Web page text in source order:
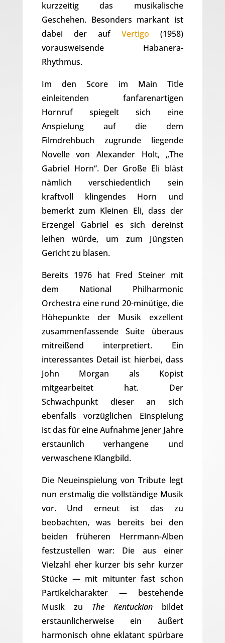
kurzzeitig das musikalische
Geschehen. Besonders markant ist
dabei der aufVertigo (1958)
vorausweisende Habanera-
Rhythmus.
Im den Score im Main Title
einleitenden fanfarenartigen
Hornruf spiegelt sich eine
Anspielung auf die dem
Filmdrehbuch zugrunde liegende
Novelle von Alexander Holt, „The
Gabriel Horn“. Der Große Eli bläst
nämlich verschiedentlich sein
kraftvoll klingendes Horn und
bemerkt zum Kleinen Eli, dass der
Erzengel Gabriel es sich dereinst
leihen würde, um zum Jüngsten
Gericht zu blasen.
Bereits 1976 hat Fred Steiner mit
dem National Philharmonic
Orchestra eine rund 20-minütige, die
Höhepunkte der Musik exzellent
zusammenfassende Suite überaus
mitreißend interpretiert. Ein
interessantes Detail ist hierbei, dass
John Morgan als Kopist
mitgearbeitet hat. Der
Schwachpunkt dieser an sich
ebenfalls vorzüglichen Einspielung
ist das für eine Aufnahme jener Jahre
erstaunlich verhangene und
verwaschene Klangbild.
Die Neueinspielung von Tribute legt
nun erstmalig die vollständige Musik
vor. Und erneut ist das zu
beobachten, was bereits bei den
beiden früheren Herrmann-Alben
festzustellen war: Die aus einer
Vielzahl eher kurzer bis sehr kurzer
Stücke — mit mitunter fast schon
Partikelcharakter — bestehende
Musik zu The Kentuckian bildet
erstaunlicherweise ein äußert
harmonisch ohne eklatant spürbare